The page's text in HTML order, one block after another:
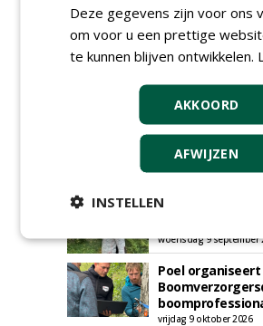
Plaats een gratis advertentie
AGENDA
woensdag 9 september
Poel organiseert
vrijdag 9 oktober 2026
Deze gegevens zijn voor ons
om voor u een prettige
te kunnen blijven ontwikkelen.
AKKOORD
AFWIJZEN
INSTELLEN